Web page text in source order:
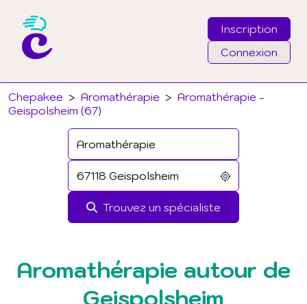
Inscription
Connexion
Chepakee > Aromathérapie > Aromathérapie -
Geispolsheim (67)
Trouvez un spécialiste
Email
Mot de passe
J'ai oublié mon mot de passe
Connexion
Aromathérapie autour de
Geispolsheim